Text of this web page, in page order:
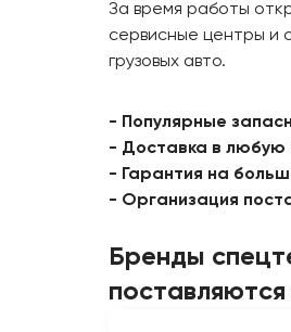
За время работы
сервисные центры и
грузовых авто.
- Популярные
- Доставка в любую
- Гарантия на
- Организация
Бренды
поставляются